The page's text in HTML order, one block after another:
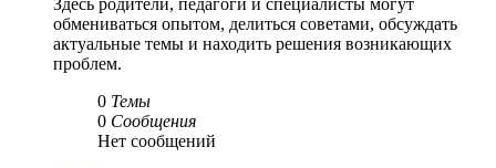
Здесь родители, педагоги и специалисты могут
обмениваться опытом, делиться советами, обсуждать
актуальные темы и находить решения возникающих
проблем.
0 Темы
0 Сообщения
Нет сообщений